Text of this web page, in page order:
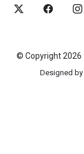
© Copyright2026
Designed by